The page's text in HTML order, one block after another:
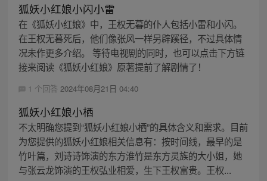
狐妖小红娘小闪小雷
在《狐妖小红娘》中，王权无暮的仆人包括小雷和小闪。
在王权无暮死后，他们像张风一样另辟蹊径，不过具体情
况未作更多介绍。 等待电视剧的同时，也可以点击下方链
接来阅读《狐妖小红娘》原著提前了解剧情了！
1 个回答 2024年08月21日 04:40
狐妖小红娘小栖
不太明确您提到“狐妖小红娘小栖”的具体含义和需求。目前
为您提供的狐妖小红娘相关信息有：按时间线，最早的是
竹叶篇，刘诗诗饰演的东方淮竹是东方灵族的大小姐，她
与张云龙饰演的王权弘业相爱，生下王权富贵。王权...